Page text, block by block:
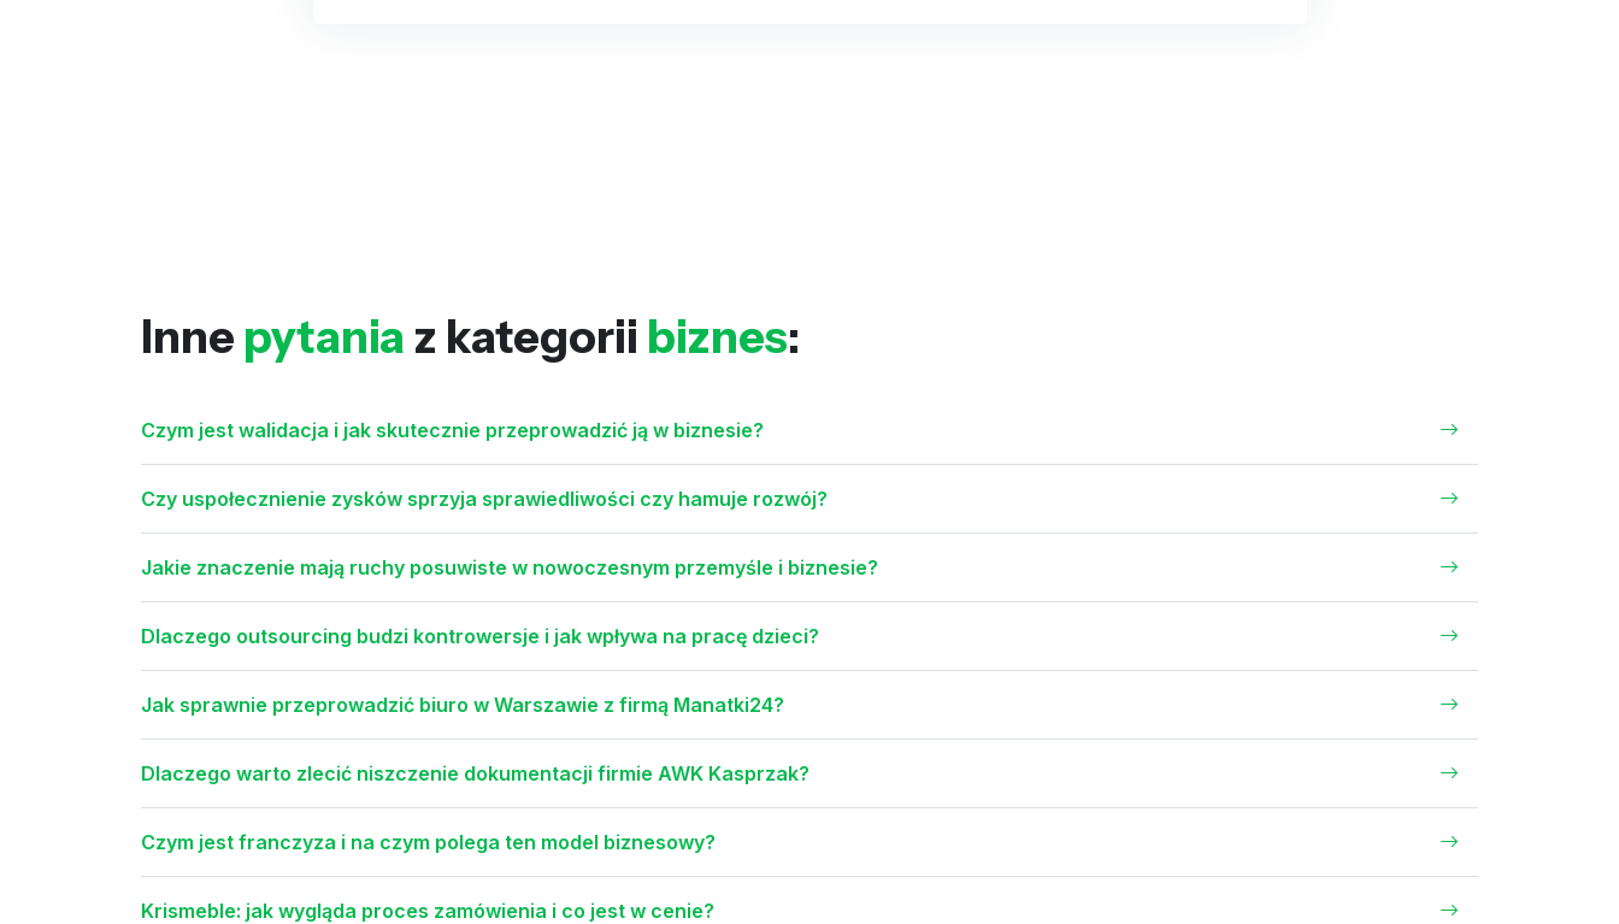
Inne pytania z kategorii biznes:
Czym jest walidacja i jak skutecznie przeprowadzić ją w biznesie?
Czy uspołecznienie zysków sprzyja sprawiedliwości czy hamuje rozwój?
Jakie znaczenie mają ruchy posuwiste w nowoczesnym przemyśle i biznesie?
Dlaczego outsourcing budzi kontrowersje i jak wpływa na pracę dzieci?
Jak sprawnie przeprowadzić biuro w Warszawie z firmą Manatki24?
Dlaczego warto zlecić niszczenie dokumentacji firmie AWK Kasprzak?
Czym jest franczyza i na czym polega ten model biznesowy?
Krismeble: jak wygląda proces zamówienia i co jest w cenie?